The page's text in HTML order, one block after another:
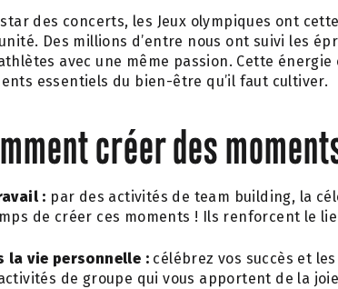
des concerts, les Jeux olympiques ont
Des millions d’entre nous ont suivi les
avec une même passion. Cette
essentiels du bien-être qu’il faut cultiver.
créer des
: par des activités de team building, la
de créer ces moments ! Ils renforcent le
la vie personnelle : célébrez vos succès et
de groupe qui vous apportent de la